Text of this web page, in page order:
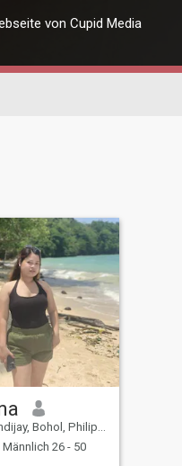
von Cupid Media
Bohol, Philippinen
Männlich 26 - 50